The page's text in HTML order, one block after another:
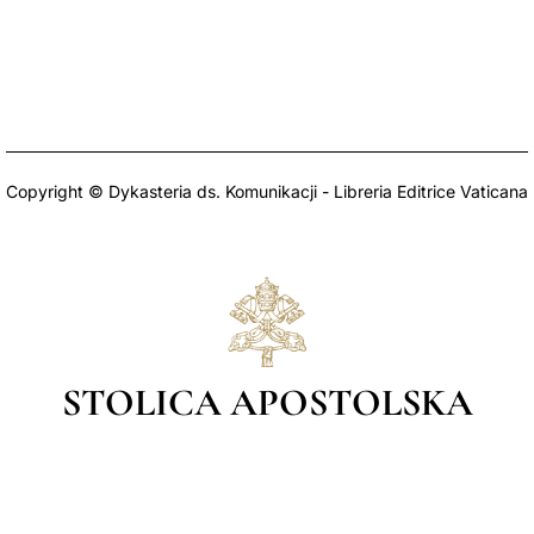
Copyright © Dykasteria ds. Komunikacji - Libreria Editrice Vaticana
STOLICA APOSTOLSKA